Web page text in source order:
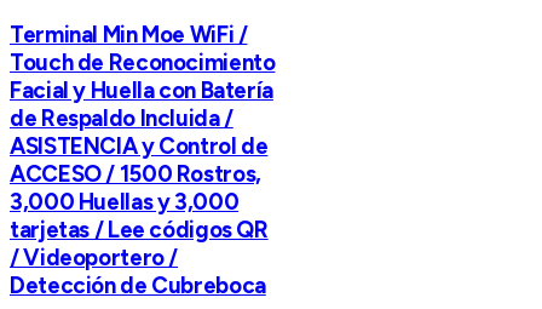
Terminal Min Moe WiFi /
Touch de Reconocimiento
Facial y Huella con Batería
de Respaldo Incluida /
ASISTENCIA y Control de
ACCESO / 1500 Rostros,
3,000 Huellas y 3,000
tarjetas / Lee códigos QR
/ Videoportero /
Detección de Cubreboca